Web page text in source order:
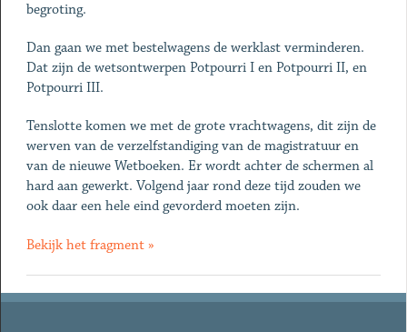
begroting.
Dan gaan we met bestelwagens de werklast verminderen.
Dat zijn de wetsontwerpen Potpourri I en Potpourri II, en
Potpourri III.
Tenslotte komen we met de grote vrachtwagens, dit zijn de
werven van de verzelfstandiging van de magistratuur en
van de nieuwe Wetboeken. Er wordt achter de schermen al
hard aan gewerkt. Volgend jaar rond deze tijd zouden we
ook daar een hele eind gevorderd moeten zijn.
Bekijk het fragment »